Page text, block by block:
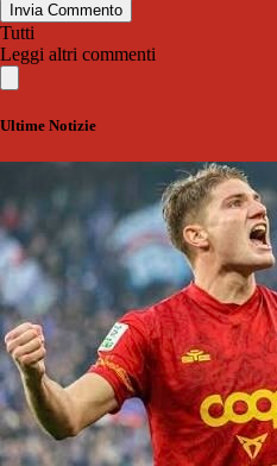
Invia Commento
Tutti
Leggi altri commenti
Ultime Notizie